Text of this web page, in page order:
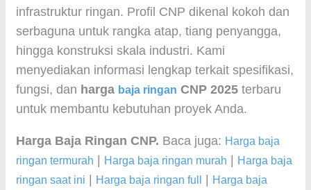
infrastruktur ringan. Profil CNP dikenal kokoh dan
serbaguna untuk rangka atap, tiang penyangga,
hingga konstruksi skala industri. Kami
menyediakan informasi lengkap terkait spesifikasi,
fungsi, dan harga baja ringan CNP 2025 terbaru
untuk membantu kebutuhan proyek Anda.
Harga Baja Ringan CNP. Baca juga: Harga baja
ringan termurah
Harga baja ringan murah
Harga baja
ringan saat ini
Harga baja ringan full
Harga baja